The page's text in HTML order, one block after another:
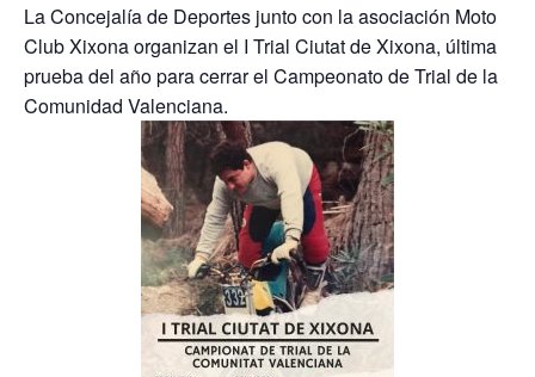
La Concejalía de Deportes junto con la asociación Moto
Club Xixona organizan el I Trial Ciutat de Xixona, última
prueba del año para cerrar el Campeonato de Trial de la
Comunidad Valenciana.